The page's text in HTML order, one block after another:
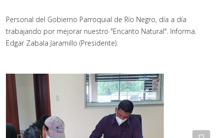
Personal del Gobierno Parroquial de Río Negro, día a día
trabajando por mejorar nuestro "Encanto Natural". Informa.
Edgar Zabala Jaramillo (Presidente).